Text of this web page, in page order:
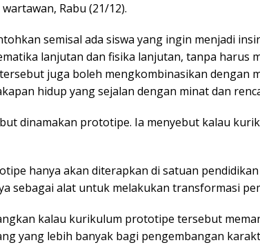
Rabu (21/12).
semisal ada siswa yang ingin menjadi
lanjutan dan fisika lanjutan, tanpa harus
juga boleh mengkombinasikan dengan
hidup yang sejalan dengan minat dan
dinamakan prototipe. Ia menyebut kalau
hanya akan diterapkan di satuan
sebagai alat untuk melakukan transformasi
kalau kurikulum prototipe tersebut
yang lebih banyak bagi pengembangan